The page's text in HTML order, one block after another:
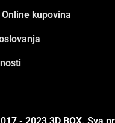
kupovina